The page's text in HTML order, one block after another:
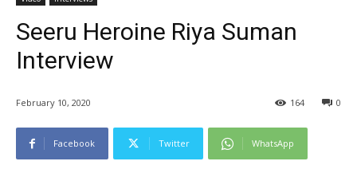
Seeru Heroine Riya Suman
Interview
February 10, 2020 0
164
Facebook Twitter WhatsApp